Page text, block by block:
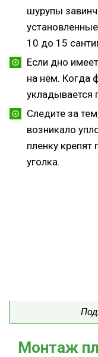
шурупы
10 до 15
Если дно
на нём. Когда
Следите за
возникало
пленку
уголка.
Монтаж